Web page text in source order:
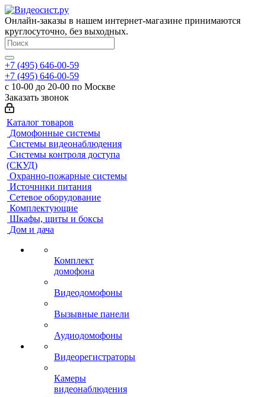
Онлайн-заказы в нашем интернет-магазине принимаются
круглосуточно, без выходных.
+7 (495) 646-00-59
+7 (495) 646-00-59
с 10-00 до 20-00 по Москве
Заказать звонок
Каталог товаров
Домофонные системы
Системы видеонаблюдения
Системы контроля доступа
(СКУД)
Охранно-пожарные системы
Источники питания
Сетевое оборудование
Комплектующие
Шкафы, щиты и боксы
Дом и дача
Комплект
домофона
Видеодомофоны
Вызывные панели
Аудиодомофоны
Видеорегистраторы
Камеры
видеонаблюдения